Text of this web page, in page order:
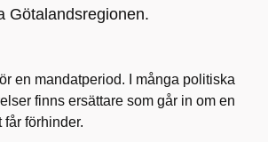
Götalandsregionen.
en mandatperiod. I många politiska
finns ersättare som går in om en
förhinder.